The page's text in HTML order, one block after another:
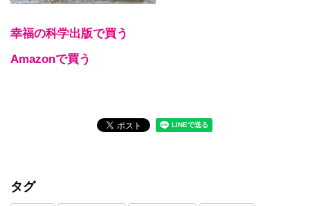
幸福の科学出版で買う
Amazonで買う
タグ